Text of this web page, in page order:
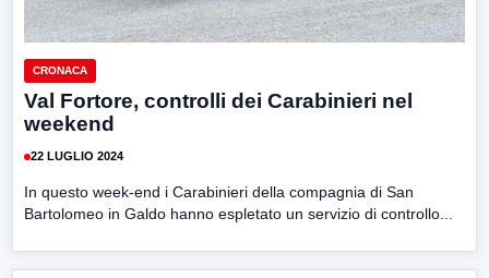
CRONACA
Val Fortore, controlli dei Carabinieri nel
weekend
22 LUGLIO 2024
In questo week-end i Carabinieri della compagnia di San
Bartolomeo in Galdo hanno espletato un servizio di controllo...